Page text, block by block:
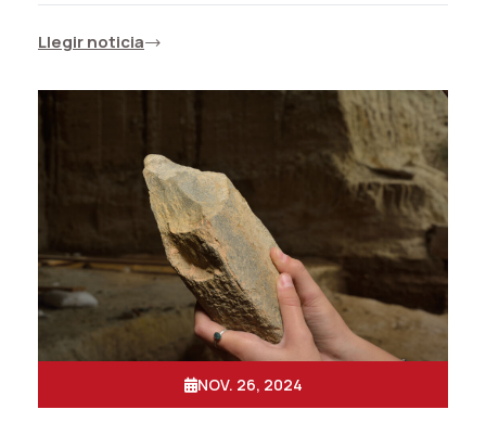
Llegir noticia
NOV. 26, 2024